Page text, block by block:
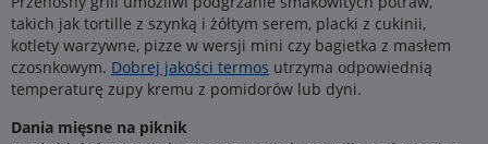
takich jak tortille z szynką i żółtym serem, placki z cukinii,
kotlety warzywne, pizze w wersji mini czy bagietka z masłem
czosnkowym. Dobrej jakości termos utrzyma odpowiednią
temperaturę zupy kremu z pomidorów lub dyni.
Dania mięsne na piknik